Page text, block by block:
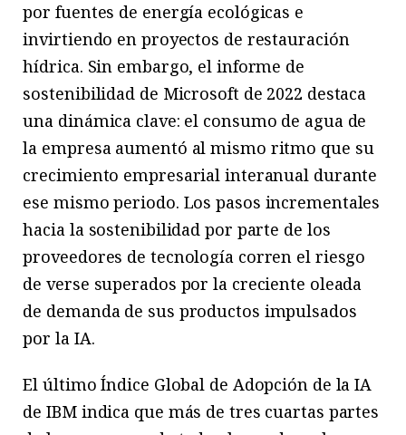
por fuentes de energía ecológicas e
invirtiendo en proyectos de restauración
hídrica. Sin embargo, el informe de
sostenibilidad de Microsoft de 2022 destaca
una dinámica clave: el consumo de agua de
la empresa aumentó al mismo ritmo que su
crecimiento empresarial interanual durante
ese mismo periodo. Los pasos incrementales
hacia la sostenibilidad por parte de los
proveedores de tecnología corren el riesgo
de verse superados por la creciente oleada
de demanda de sus productos impulsados
por la IA.
El último Índice Global de Adopción de la IA
de IBM indica que más de tres cuartas partes